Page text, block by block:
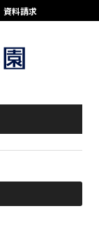
資料請求